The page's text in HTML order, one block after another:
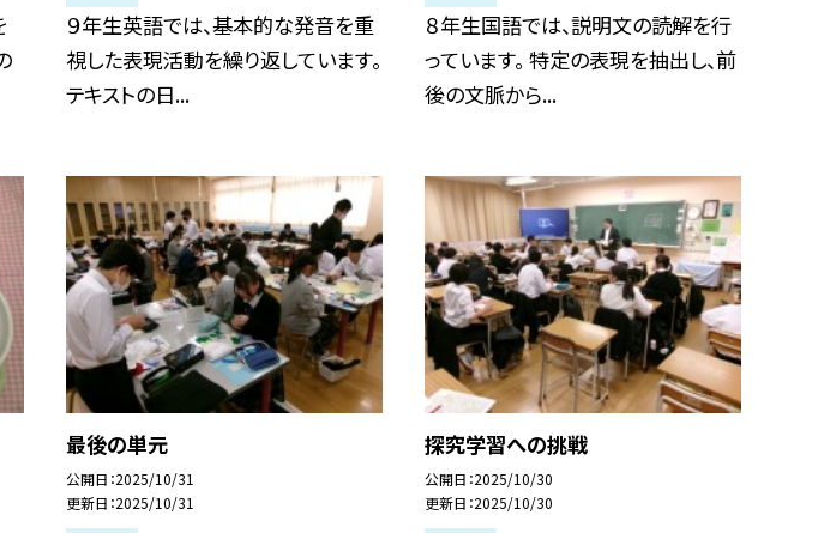
９年生英語では、基本的な発音を重
視した表現活動を繰り返しています。
テキストの日...
８年生国語では、説明文の読解を行
っています。 特定の表現を抽出し、前
後の文脈から...
最後の単元
公開日 2025/10/31
更新日 2025/10/31
探究学習への挑戦
公開日 2025/10/30
更新日 2025/10/30